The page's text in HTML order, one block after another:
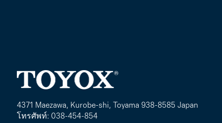
4371 Maezawa, Kurobe-shi, Toyama 938-8585 Japan
โทรศัพท์: 038-454-854